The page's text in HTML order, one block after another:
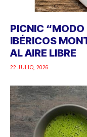
PICNIC “MODO
IBÉRICOS
AL AIRE LIBRE
22 JULIO, 2026